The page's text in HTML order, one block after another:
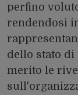
perfino
rendendosi
dello stato di
merito le